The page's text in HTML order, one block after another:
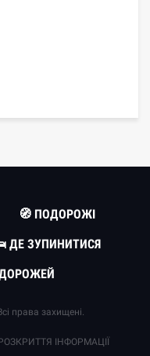
🧭 ПОДОРОЖІ
ДЕ ЗУПИНИТИСЯ
права захищені.
ІНФОРМАЦІЇ